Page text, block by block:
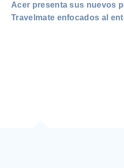
Acer presenta sus nuevos
Travelmate enfocados al